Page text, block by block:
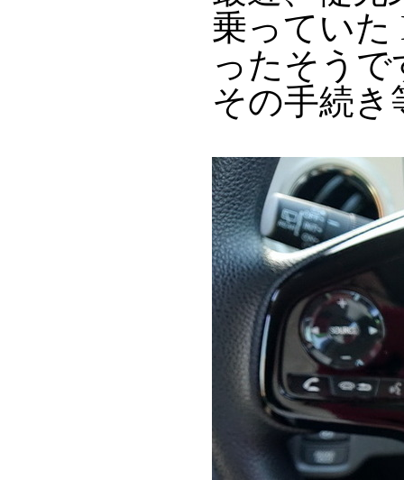
乗っていた
ったそうで
その手続き